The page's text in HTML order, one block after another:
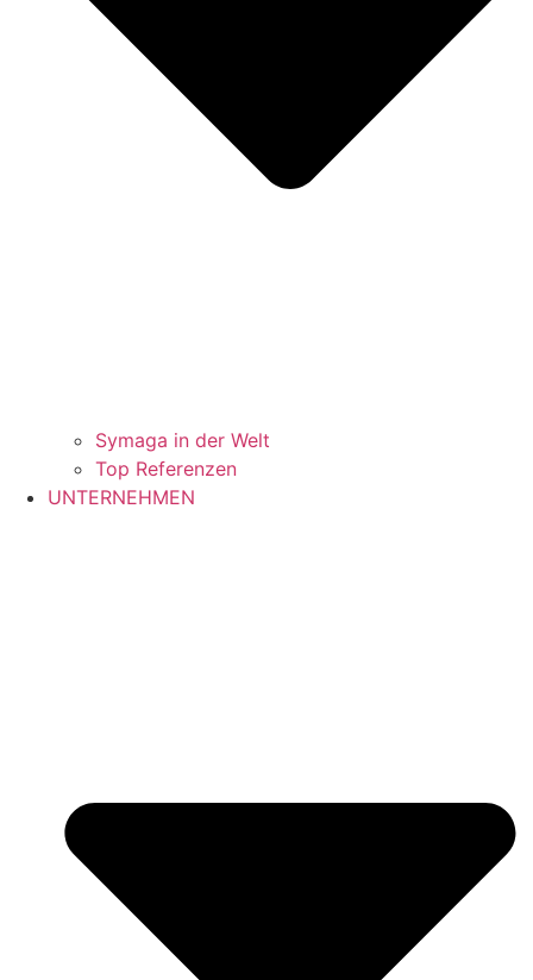
Symaga in der Welt
Top Referenzen
UNTERNEHMEN